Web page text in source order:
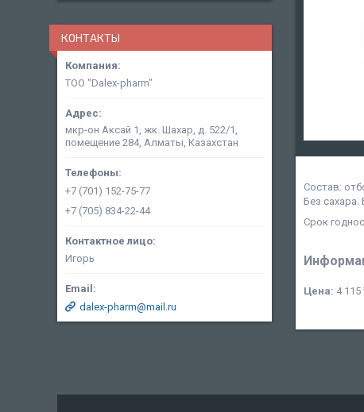
Состав:
Без
Срок
Цена: 4 115
КОНТАКТЫ
ТОО "Dalex-pharm"
мкр-он Аксай 1, жк. Шахар, д. 522/1,
помещение 284, Алматы, Казахстан
+7 (701) 152-75-77
+7 (705) 834-22-44
Игорь
dalex-pharm@mail.ru